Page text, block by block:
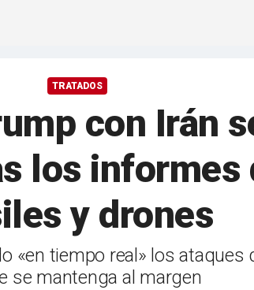
TRATADOS
con Irán
los informes
y drones
«en tiempo real» los
se mantenga al margen